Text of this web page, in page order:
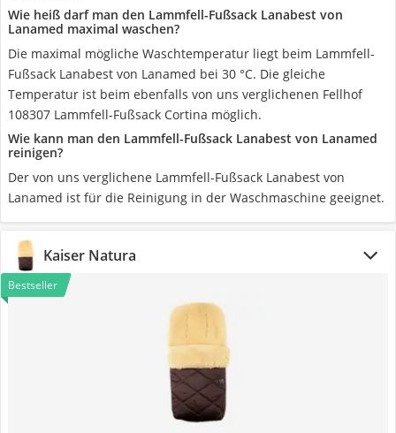
Wie heiß darf man den Lammfell-Fußsack Lanabest von
Lanamed maximal waschen?
Die maximal mögliche Waschtemperatur liegt beim Lammfell-
Fußsack Lanabest von Lanamed bei 30 °C. Die gleiche
Temperatur ist beim ebenfalls von uns verglichenen Fellhof
108307 Lammfell-Fußsack Cortina möglich.
Wie kann man den Lammfell-Fußsack Lanabest von Lanamed
reinigen?
Der von uns verglichene Lammfell-Fußsack Lanabest von
Lanamed ist für die Reinigung in der Waschmaschine geeignet.
Kaiser Natura
Bestseller